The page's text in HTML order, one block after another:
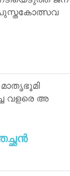
വളരെ അ